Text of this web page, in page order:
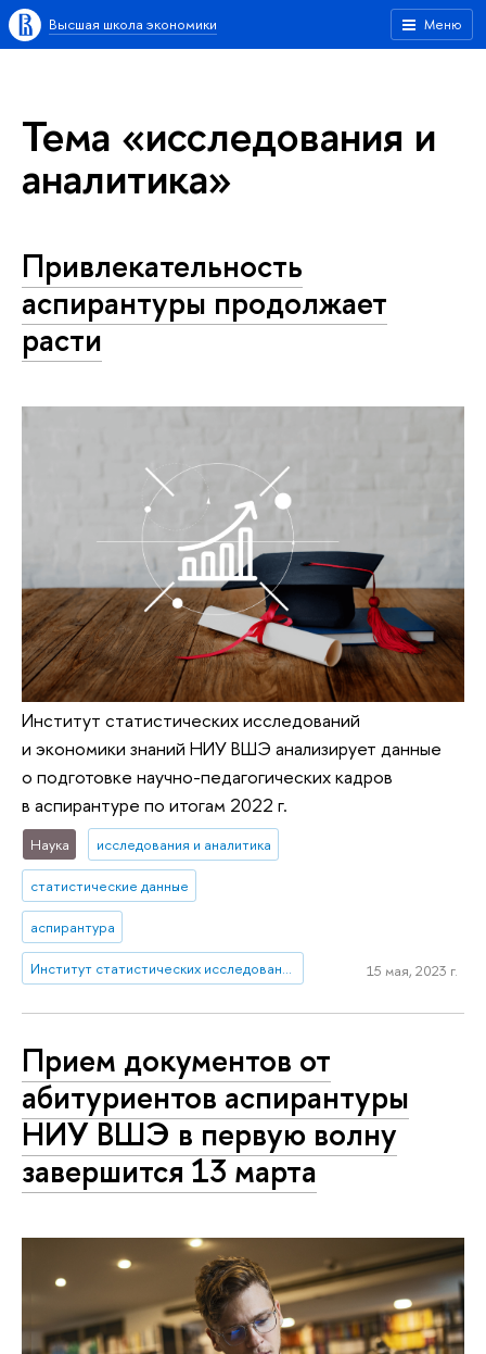
Меню
Высшая школа экономики
Тема «исследования и
аналитика»
Привлекательность
аспирантуры продолжает
расти
Институт статистических исследований
и экономики знаний НИУ ВШЭ анализирует данные
о подготовке научно-педагогических кадров
в аспирантуре по итогам 2022 г.
Наука исследования и аналитика
статистические данные
аспирантура
15 мая, 2023 г.
Прием документов от
абитуриентов аспирантуры
НИУ ВШЭ в первую волну
завершится 13 марта